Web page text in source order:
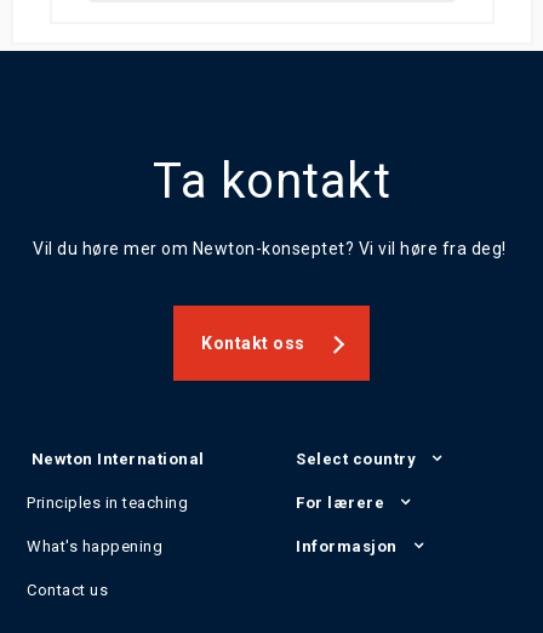
Ta kontakt
Vil du høre mer om Newton-konseptet? Vi vil høre fra deg!
Kontakt oss
Newton International
Principles in teaching
What's happening
Contact us
Select country
For lærere
Informasjon